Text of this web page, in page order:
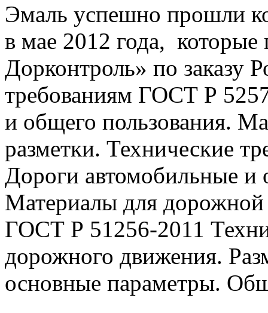
Эмаль успешно прошли
в мае 2012 года,
Дорконтроль» по заказу
требованиям ГОСТ Р
и общего пользования.
разметки. Технические
Дороги автомобильные и
Материалы для
ГОСТ Р 51256-2011
дорожного движения.
основные параметры.